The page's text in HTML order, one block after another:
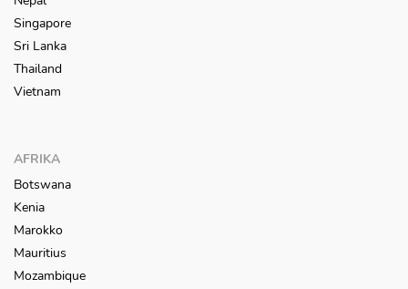
Singapore
Sri Lanka
Thailand
Vietnam
AFRIKA
Botswana
Kenia
Marokko
Mauritius
Mozambique